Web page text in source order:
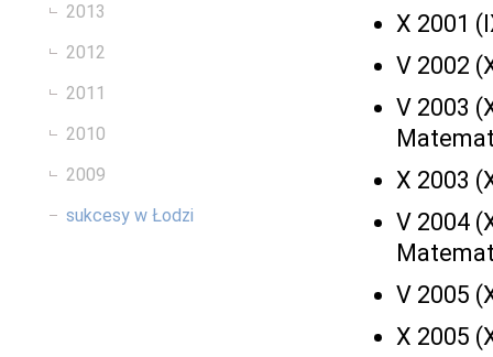
2013
2012
2011
2010
2009
sukcesy w Łodzi
X 2001
V 2002
V 2003
X 2003
V 2004
V 2005
X 2005